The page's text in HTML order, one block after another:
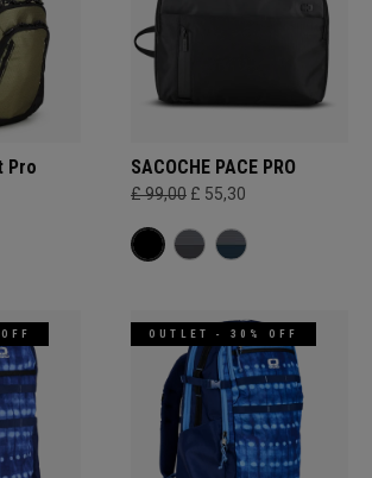
Pro SACOCHE PACE PRO
£ 99,00 £ 55,30
OUTLET - 30% OFF